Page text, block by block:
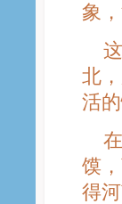
象
这
北
活的
在
馍
得